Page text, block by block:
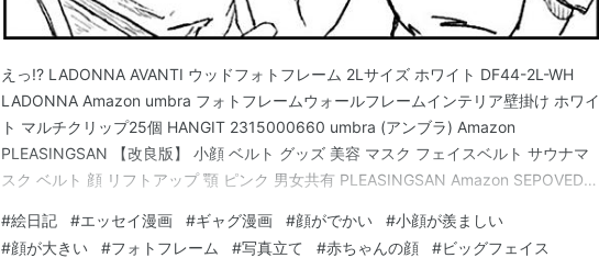
えっ!? LADONNA AVANTI ウッドフォトフレーム 2Lサイズ ホワイト DF44-2L-WH
LADONNA Amazon umbra フォトフレームウォールフレームインテリア壁掛け ホワイ
ト マルチクリップ25個 HANGIT 2315000660 umbra (アンブラ) Amazon
PLEASINGSAN 【改良版】 小顔 ベルト グッズ 美容 マスク フェイスベルト サウナマ
スク ベルト 顔 リフトアップ 顎 ピンク 男女共有 PLEASINGSAN Amazon SEPOVEDA
ス＆ボ…
#絵日記 #エッセイ漫画 #ギャグ漫画 #顔がでかい #小顔が羨ましい
#顔が大きい #フォトフレーム #写真立て #赤ちゃんの顔 #ビッグフェイス